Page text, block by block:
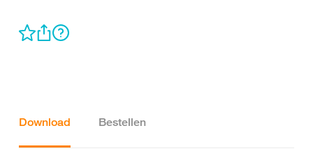
Download Bestellen